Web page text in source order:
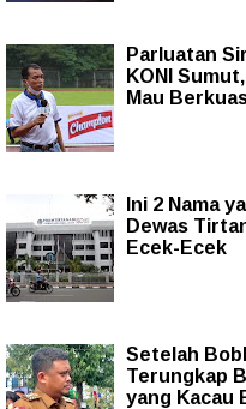
Parluatan
KONI
Mau
Ini 2 Nama
Dewas
Ecek-Ecek
Setelah
Terungkap
yang Kacau